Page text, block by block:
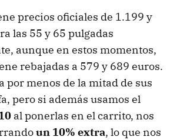
precios oficiales de 1.199 y
las 55 y 65 pulgadas
aunque en estos momentos,
rebajadas a 579 y 689 euros.
por menos de la mitad de sus
pero si además usamos el
al ponerlas en el carrito, nos
un 10% extra, lo que nos